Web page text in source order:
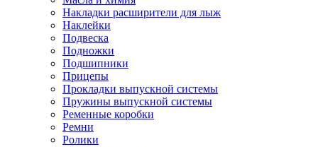
Накладки расширители для лыж
Наклейки
Подвеска
Подножки
Подшипники
Прицепы
Прокладки выпускной системы
Пружины выпускной системы
Ременные коробки
Ремни
Ролики